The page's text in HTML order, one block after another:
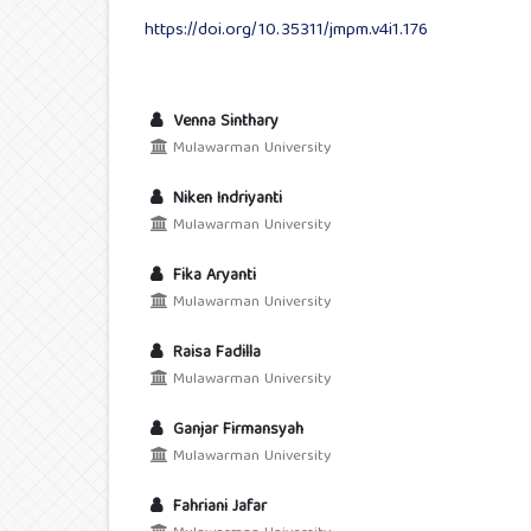
https://doi.org/10.35311/jmpm.v4i1.176
Venna Sinthary
Mulawarman University
Niken Indriyanti
Mulawarman University
Fika Aryanti
Mulawarman University
Raisa Fadilla
Mulawarman University
Ganjar Firmansyah
Mulawarman University
Fahriani Jafar